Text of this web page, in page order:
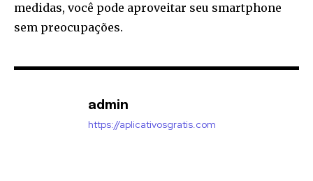
medidas, você pode aproveitar seu smartphone
sem preocupações.
admin
https://aplicativosgratis.com